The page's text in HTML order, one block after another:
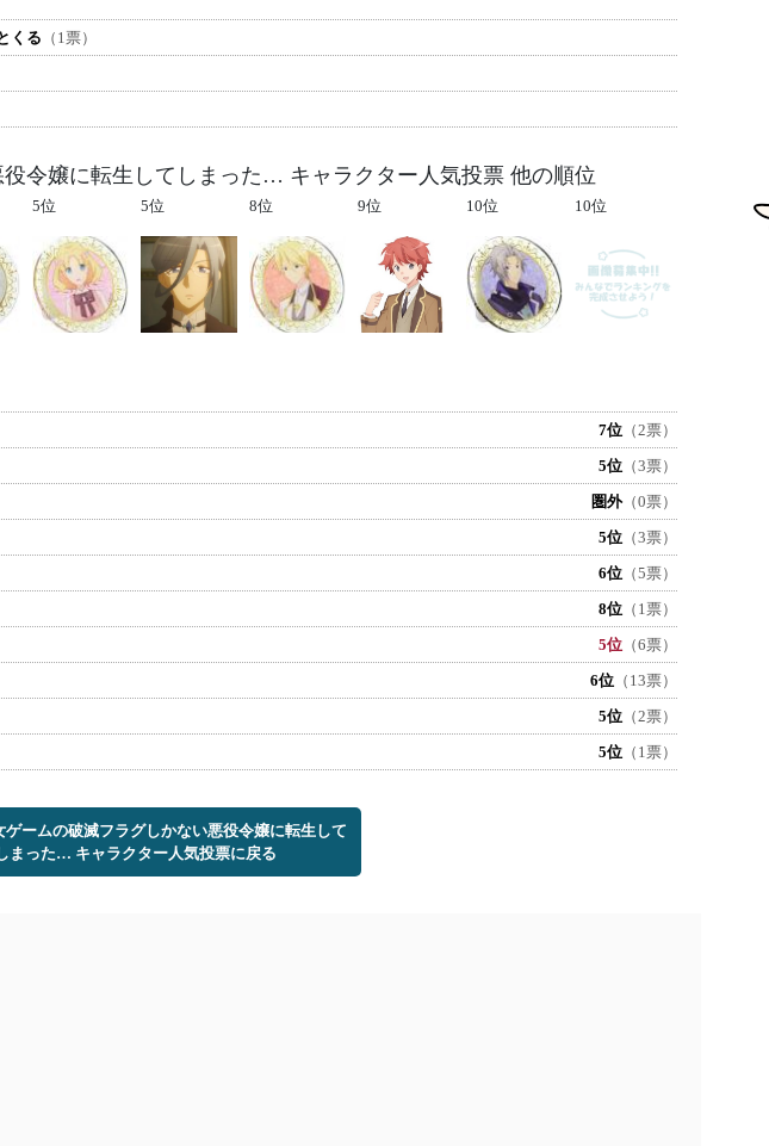
くる （1票）
令嬢に転生してしまった… キャラクター人気投票 他の順位
5位 5位 8位 9位 10位 10位
7位 （2票）
5位 （3票）
圏外（0票）
5位 （3票）
6位 （5票）
8位 （1票）
5位 （6票）
6位 （13票）
5位 （2票）
5位 （1票）
ゲームの破滅フラグしかない悪役令嬢に転生して
まった… キャラクター人気投票に戻る